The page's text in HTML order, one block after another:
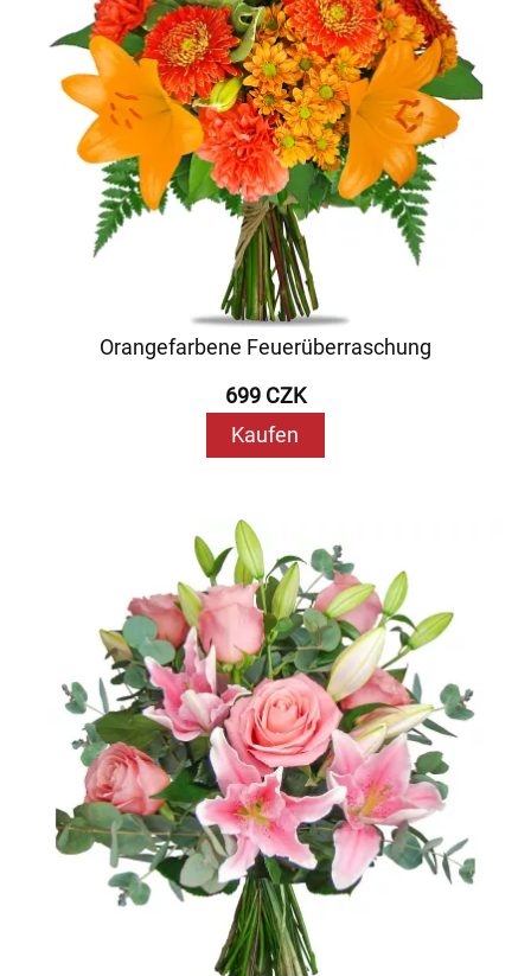
Orangefarbene Feuerüberraschung
699 CZK
Kaufen